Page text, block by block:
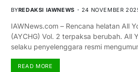
BYREDAKSI IAWNEWS 24 NOVEMBER
IAWNews.com – Rencana helatan All
(AYCHG) Vol. 2 terpaksa berubah. All
selaku penyelenggara resmi
READ MORE